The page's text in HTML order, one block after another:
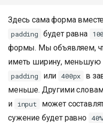
Здесь сама форма
padding будет равна
формы. Мы объявляем,
иметь ширину, меньшую
padding или 400px
в
меньше. Другими
и input может
сужение будет равно 40%